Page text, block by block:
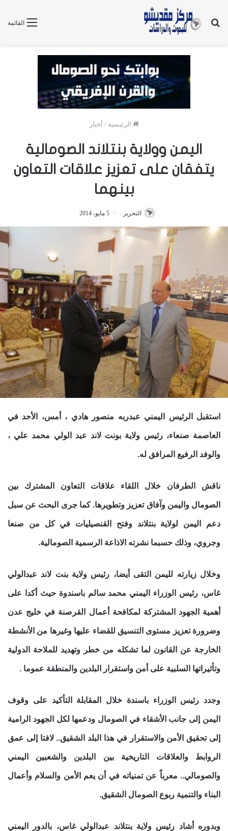
القائمة
بحث
الرئيسية / أخبار
اليمن وولاية بنتلاند الصومالية
يتفقان على تعزيز علاقات التعاون
بينهما
التحرير 5 مايو، 2014
استقبل الرئيس اليمني عبدربه منصور هادي ، أمس، الأحد في
العاصمة صنعاء، رئيس ولاية بونت لاند عبد الولي محمد علي ،
والوفد الرفيع المرافق له.
ناقش الطرفان خلال اللقاء علاقات التعاون المشترك بين
الصومال واليمن وآفاق تعزيز وتطويرها. كما جرى البحث عن سبل
دعم اليمن لولاية بنتلاند وفتح القنصيليات في كل من صنعا
وجروي، وذلك حسبما نشرته الاذاعة الرسمية الصومالية.
وخلال زيارته لليمن التقى أيضا، رئيس ولاية بنت لاند عبدالولي
غاس، رئيس الوزراء اليمني محمد سالم باسندوة حيث أكدا على
أهمية الجهود المشتركة لمكافحة أعمال القرصنة في خليج عدن
وضرورة تعزيز مستوى التنسيق للقضاء عليها وغيرها من الأنشطة
الخارجة عن القانون لما تشكله من خطر وتهديد للملاحة الدولية
وتأثيراتها السلبية على أمن واستقرار البلدين والمنطقة عموما .
وجدد رئيس الوزراء باسندة خلال المقابلة التأكيد على وقوف
اليمن إلى جانب الأشقاء في الصومال ودعمها لكل الجهود الرامية
إلى تحقيق الأمن والاستقرار في هذا البلد الشقيق.. لافتا إلى عمق
الروابط والعلاقات التاريخية بين البلدين والشعبين اليمني
والصومالي.. معرباً عن تمنياته في أن يعم الأمن والسلام وأعمال
البناء والتنمية ربوع الصومال الشقيق.
وبدوره أشاد رئيس ولاية بنتلاند عبدالولي غاس، بالدور اليمني